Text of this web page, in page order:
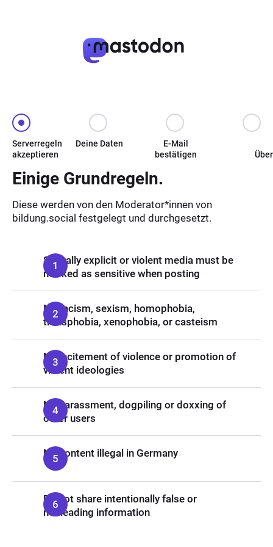
Serverregeln
akzeptieren
Deine Daten
E-Mail
bestätigen
Einige Grundregeln.
Diese werden von den Moderator*innen von
bildung.social festgelegt und durchgesetzt.
Sexually explicit or violent media must be
marked as sensitive when posting
No racism, sexism, homophobia,
transphobia, xenophobia, or casteism
No incitement of violence or promotion of
violent ideologies
No harassment, dogpiling or doxxing of
other users
No content illegal in Germany
Do not share intentionally false or
misleading information